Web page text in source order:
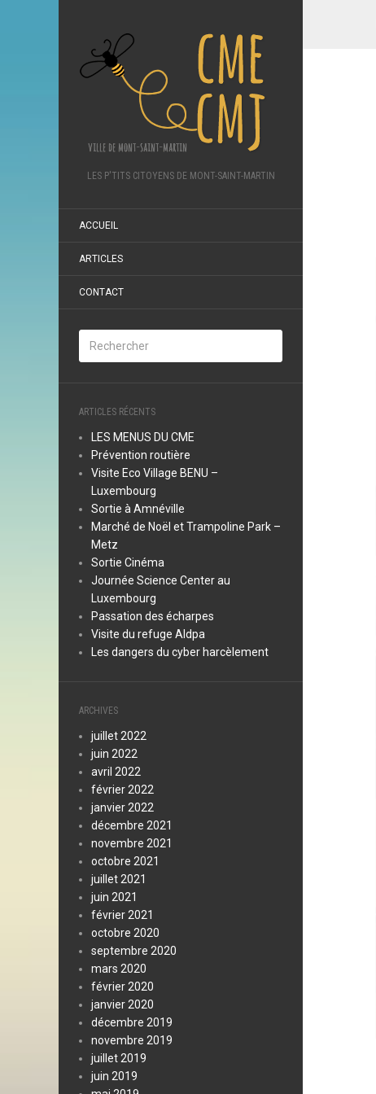
LES P'TITS CITOYENS DE MONT-SAINT-MARTIN
ACCUEIL
ARTICLES
CONTACT
ARTICLES RÉCENTS
LES MENUS DU CME
Prévention routière
Visite Eco Village BENU –
Luxembourg
Sortie à Amnéville
Marché de Noël et Trampoline Park –
Metz
Sortie Cinéma
Journée Science Center au
Luxembourg
Passation des écharpes
Visite du refuge Aldpa
Les dangers du cyber harcèlement
ARCHIVES
juillet 2022
juin 2022
avril 2022
février 2022
janvier 2022
décembre 2021
novembre 2021
octobre 2021
juillet 2021
juin 2021
février 2021
octobre 2020
septembre 2020
mars 2020
février 2020
janvier 2020
décembre 2019
novembre 2019
juillet 2019
juin 2019